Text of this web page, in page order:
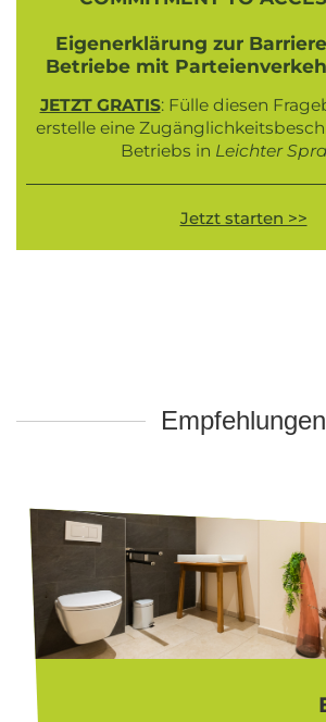
Eigenerklärung zur
Betriebe mit
JETZT GRATIS: Fülle diesen
erstelle eine
Betriebs in Leichter
Jetzt starten >>
Empfehlungen